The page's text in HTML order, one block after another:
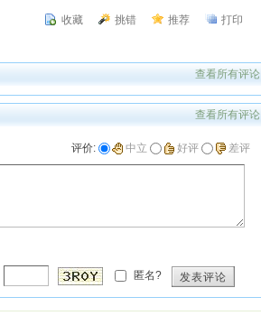
收藏 挑错 推荐 打印
查看所有评论
查看所有评论
评价: 中立 好评 差评
匿名? 发表评论